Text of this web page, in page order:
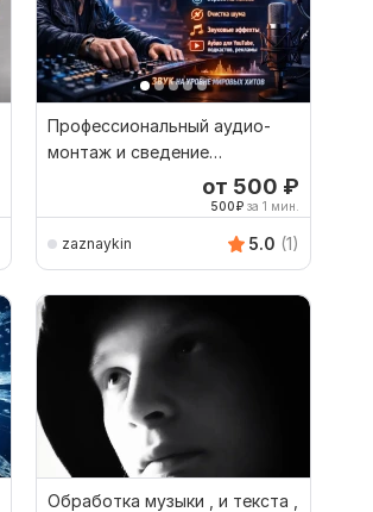
Профессиональный аудио-
монтаж и сведение
Обработка голоса и музыки
от 500 ₽
500₽ за 1 мин.
zaznaykin 5.0 (1)
Обработка музыки , и текста ,